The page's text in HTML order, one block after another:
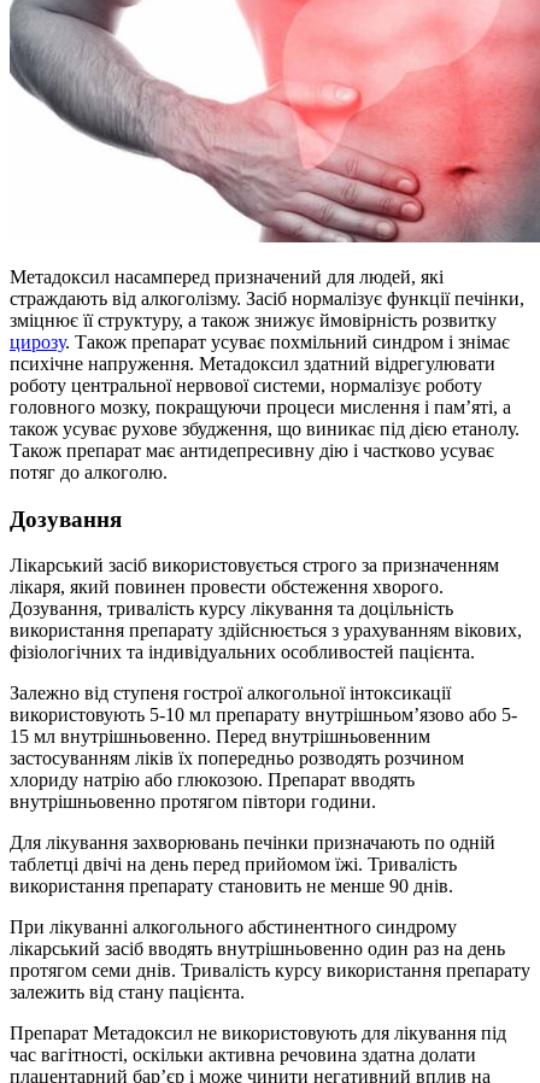
Метадоксил насамперед призначений для людей, які
страждають від алкоголізму. Засіб нормалізує функції печінки,
зміцнює її структуру, а також знижує ймовірність розвитку
цирозу. Також препарат усуває похмільний синдром і знімає
психічне напруження. Метадоксил здатний відрегулювати
роботу центральної нервової системи, нормалізує роботу
головного мозку, покращуючи процеси мислення і пам’яті, а
також усуває рухове збудження, що виникає під дією етанолу.
Також препарат має антидепресивну дію і частково усуває
потяг до алкоголю.
Дозування
Лікарський засіб використовується строго за призначенням
лікаря, який повинен провести обстеження хворого.
Дозування, тривалість курсу лікування та доцільність
використання препарату здійснюється з урахуванням вікових,
фізіологічних та індивідуальних особливостей пацієнта.
Залежно від ступеня гострої алкогольної інтоксикації
використовують 5-10 мл препарату внутрішньом’язово або 5-
15 мл внутрішньовенно. Перед внутрішньовенним
застосуванням ліків їх попередньо розводять розчином
хлориду натрію або глюкозою. Препарат вводять
внутрішньовенно протягом півтори години.
Для лікування захворювань печінки призначають по одній
таблетці двічі на день перед прийомом їжі. Тривалість
використання препарату становить не менше 90 днів.
При лікуванні алкогольного абстинентного синдрому
лікарський засіб вводять внутрішньовенно один раз на день
протягом семи днів. Тривалість курсу використання препарату
залежить від стану пацієнта.
Препарат Метадоксил не використовують для лікування під
час вагітності, оскільки активна речовина здатна долати
плацентарний бар’єр і може чинити негативний вплив на